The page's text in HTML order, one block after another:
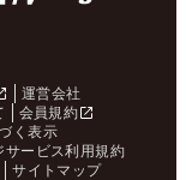
運営会社
会員規約
く表示
サービス利用規約
サイトマップ